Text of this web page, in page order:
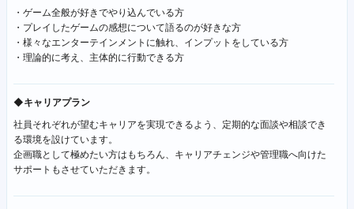
・ゲーム全般が好きでやり込んでいる方
・プレイしたゲームの感想について語るのが好きな方
・様々なエンターテインメントに触れ、インプットをしている方
・理論的に考え、主体的に行動できる方
◆キャリアプラン
社員それぞれが望むキャリアを実現できるよう、定期的な面談や相談でき
る環境を設けています。
企画職として極めたい方はもちろん、キャリアチェンジや管理職へ向けた
サポートもさせていただきます。